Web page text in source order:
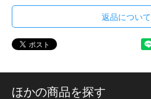
返品について
ほかの商品を探す